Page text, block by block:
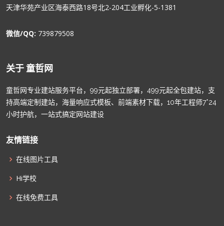
天津华苑产业区海泰西路18号北2-204工业孵化-5-1381
微信/QQ: 739879508
关于 童哲网
童哲网专业建站服务平台，99元起独立部署，499元起全包建站，支
持高端定制建站，海量响应式模板、前端素材下载，10年工程师7*24
小时护航，一站式搞定网站建设
友情链接
在线图片工具
Hi学校
在线免费工具